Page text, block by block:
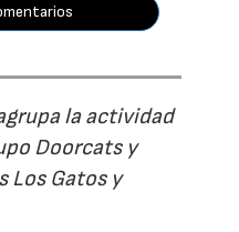
la actividad
Doorcats y
Los Gatos y